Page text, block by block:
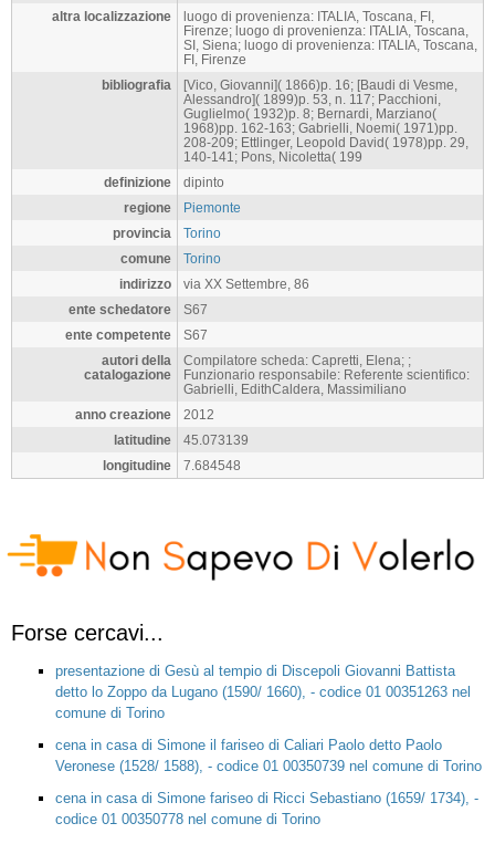
altra localizzazione
luogo di provenienza: ITALIA, Toscana, FI,
Firenze; luogo di provenienza: ITALIA, Toscana,
SI, Siena; luogo di provenienza: ITALIA, Toscana,
FI, Firenze
bibliografia
[Vico, Giovanni]( 1866)p. 16; [Baudi di Vesme,
Alessandro]( 1899)p. 53, n. 117; Pacchioni,
Guglielmo( 1932)p. 8; Bernardi, Marziano(
1968)pp. 162-163; Gabrielli, Noemi( 1971)pp.
208-209; Ettlinger, Leopold David( 1978)pp. 29,
140-141; Pons, Nicoletta( 199
definizione
dipinto
regione
Piemonte
provincia
Torino
comune
Torino
indirizzo
via XX Settembre, 86
ente schedatore
S67
ente competente
S67
autori della
catalogazione
Compilatore scheda: Capretti, Elena; ;
Funzionario responsabile: Referente scientifico:
Gabrielli, EdithCaldera, Massimiliano
anno creazione
2012
latitudine
45.073139
longitudine
7.684548
Forse cercavi...
presentazione di Gesù al tempio di Discepoli Giovanni Battista
detto lo Zoppo da Lugano (1590/ 1660), - codice 01 00351263 nel
comune di Torino
cena in casa di Simone il fariseo di Caliari Paolo detto Paolo
Veronese (1528/ 1588), - codice 01 00350739 nel comune di Torino
cena in casa di Simone fariseo di Ricci Sebastiano (1659/ 1734), -
codice 01 00350778 nel comune di Torino